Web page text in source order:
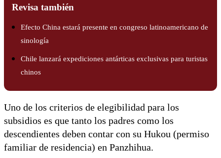
Revisa también
Efecto China estará presente en congreso latinoamericano de
sinología
Chile lanzará expediciones antárticas exclusivas para turistas
chinos
Uno de los criterios de elegibilidad para los
subsidios es que tanto los padres como los
descendientes deben contar con su Hukou (permiso
familiar de residencia) en Panzhihua.